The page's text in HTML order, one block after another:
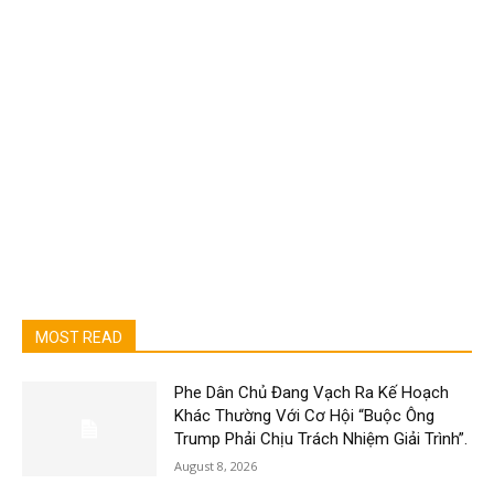
MOST READ
Phe Dân Chủ Đang Vạch Ra Kế Hoạch
Khác Thường Với Cơ Hội “Buộc Ông
Trump Phải Chịu Trách Nhiệm Giải Trình”.
August 8, 2026